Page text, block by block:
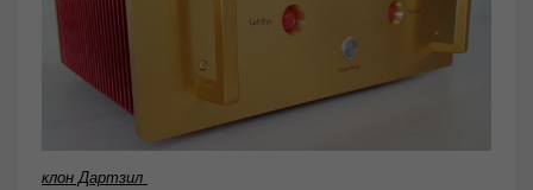
клон Дартзил